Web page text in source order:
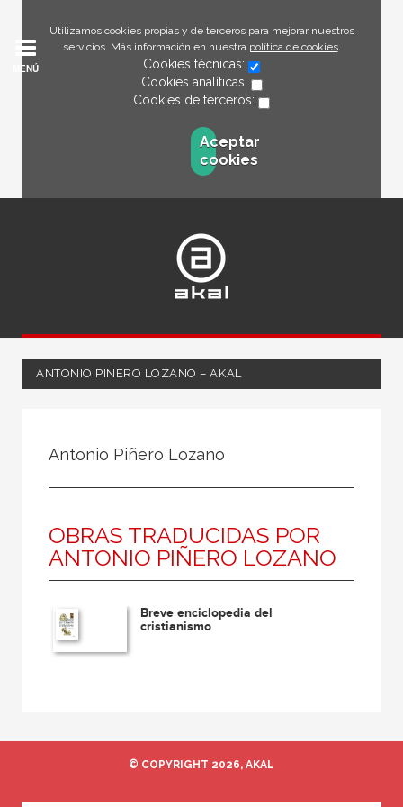
Utilizamos cookies propias y de terceros para mejorar nuestros
servicios. Más información en nuestra política de cookies.
Cookies técnicas:
Cookies analíticas:
Cookies de terceros:
Aceptar
cookies
MENÚ
ANTONIO PIÑERO LOZANO – AKAL
Coordinador
Editor
Escritor
Escritora
Traductor
Antonio Piñero Lozano
OBRAS TRADUCIDAS POR
ANTONIO PIÑERO LOZANO
Breve enciclopedia del
cristianismo
© COPYRIGHT 2026, AKAL